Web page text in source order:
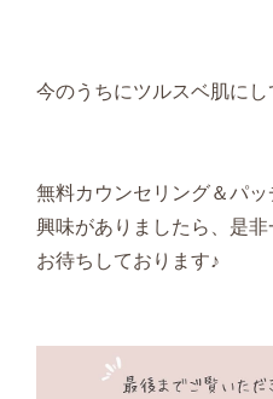
今のうちにツルスベ肌にし
無料カウンセリング＆パ
興味がありましたら、是非
お待ちしております♪